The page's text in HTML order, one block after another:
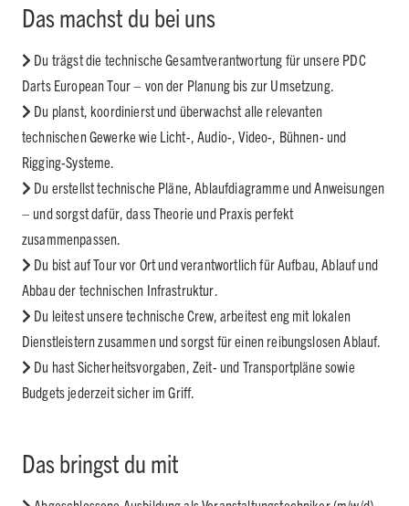
Das machst du bei uns
Du trägst die technische Gesamtverantwortung für unsere PDC
Darts European Tour – von der Planung bis zur Umsetzung.
Du planst, koordinierst und überwachst alle relevanten
technischen Gewerke wie Licht-, Audio-, Video-, Bühnen- und
Rigging-Systeme.
Du erstellst technische Pläne, Ablaufdiagramme und Anweisungen
– und sorgst dafür, dass Theorie und Praxis perfekt
zusammenpassen.
Du bist auf Tour vor Ort und verantwortlich für Aufbau, Ablauf und
Abbau der technischen Infrastruktur.
Du leitest unsere technische Crew, arbeitest eng mit lokalen
Dienstleistern zusammen und sorgst für einen reibungslosen Ablauf.
Du hast Sicherheitsvorgaben, Zeit- und Transportpläne sowie
Budgets jederzeit sicher im Griff.
Das bringst du mit